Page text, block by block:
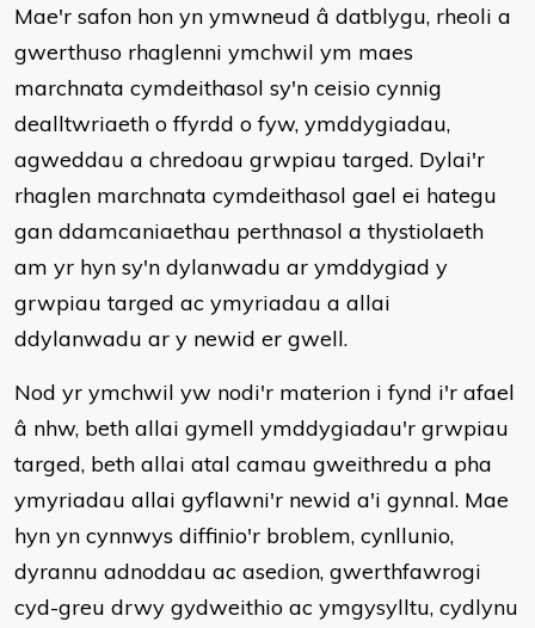
Mae'r safon hon yn ymwneud â datblygu, rheoli a
gwerthuso rhaglenni ymchwil ym maes
marchnata cymdeithasol sy'n ceisio cynnig
dealltwriaeth o ffyrdd o fyw, ymddygiadau,
agweddau a chredoau grwpiau targed. Dylai'r
rhaglen marchnata cymdeithasol gael ei hategu
gan ddamcaniaethau perthnasol a thystiolaeth
am yr hyn sy'n dylanwadu ar ymddygiad y
grwpiau targed ac ymyriadau a allai
ddylanwadu ar y newid er gwell.
Nod yr ymchwil yw nodi'r materion i fynd i'r afael
â nhw, beth allai gymell ymddygiadau'r grwpiau
targed, beth allai atal camau gweithredu a pha
ymyriadau allai gyflawni'r newid a'i gynnal. Mae
hyn yn cynnwys diffinio'r broblem, cynllunio,
dyrannu adnoddau ac asedion, gwerthfawrogi
cyd-greu drwy gydweithio ac ymgysylltu, cydlynu